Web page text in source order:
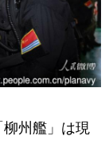
州艦」は現